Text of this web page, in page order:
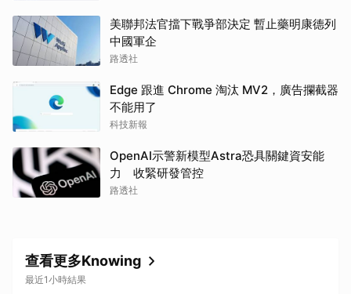
美聯邦法官擋下戰爭部決定 暫止藥明康德列
中國軍企
路透社
Edge 跟進 Chrome 淘汰 MV2，廣告攔截器
不能用了
科技新報
OpenAI示警新模型Astra恐具關鍵資安能
力 收緊研發管控
路透社
查看更多Knowing
最近1小時結果